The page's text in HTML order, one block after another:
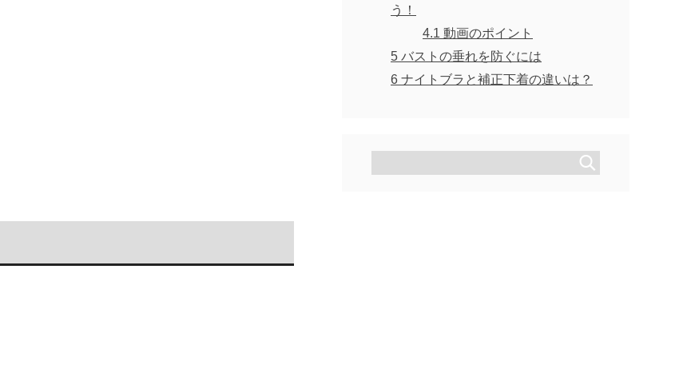
う！
4.1 動画のポイント
5 バストの垂れを防ぐには
6 ナイトブラと補正下着の違いは？